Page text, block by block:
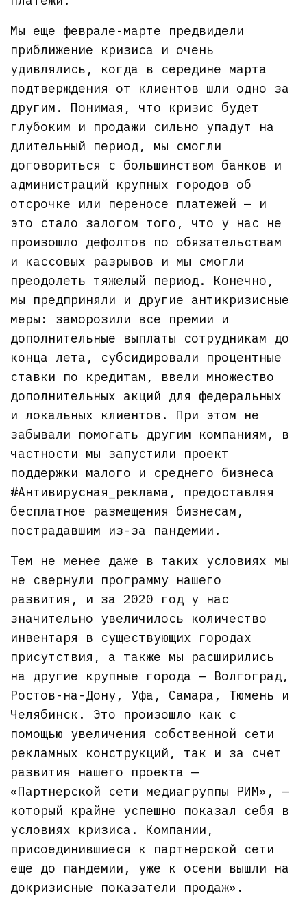
Мы еще феврале-марте предвидели
приближение кризиса и очень
удивлялись, когда в середине марта
подтверждения от клиентов шли одно за
другим. Понимая, что кризис будет
глубоким и продажи сильно упадут на
длительный период, мы смогли
договориться с большинством банков и
администраций крупных городов об
отсрочке или переносе платежей — и
это стало залогом того, что у нас не
произошло дефолтов по обязательствам
и кассовых разрывов и мы смогли
преодолеть тяжелый период. Конечно,
мы предприняли и другие антикризисные
меры: заморозили все премии и
дополнительные выплаты сотрудникам до
конца лета, субсидировали процентные
ставки по кредитам, ввели множество
дополнительных акций для федеральных
и локальных клиентов. При этом не
забывали помогать другим компаниям, в
частности мы запустили проект
поддержки малого и среднего бизнеса
#Антивирусная_реклама, предоставляя
бесплатное размещения бизнесам,
пострадавшим из-за пандемии.
Тем не менее даже в таких условиях мы
не свернули программу нашего
развития, и за 2020 год у нас
значительно увеличилось количество
инвентаря в существующих городах
присутствия, а также мы расширились
на другие крупные города — Волгоград,
Ростов-на-Дону, Уфа, Самара, Тюмень и
Челябинск. Это произошло как с
помощью увеличения собственной сети
рекламных конструкций, так и за счет
развития нашего проекта —
«Партнерской сети медиагруппы РИМ», —
который крайне успешно показал себя в
условиях кризиса. Компании,
присоединившиеся к партнерской сети
еще до пандемии, уже к осени вышли на
докризисные показатели продаж».